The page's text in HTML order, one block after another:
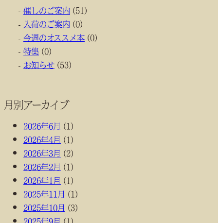
催しのご案内 (51)
入荷のご案内 (0)
今週のオススメ本 (0)
特集 (0)
お知らせ (53)
月別アーカイブ
2026年6月 (1)
2026年4月 (1)
2026年3月 (2)
2026年2月 (1)
2026年1月 (1)
2025年11月 (1)
2025年10月 (3)